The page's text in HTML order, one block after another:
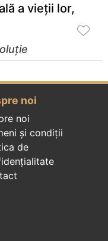
a vieţii lor,
noi
noi
și condiții
de